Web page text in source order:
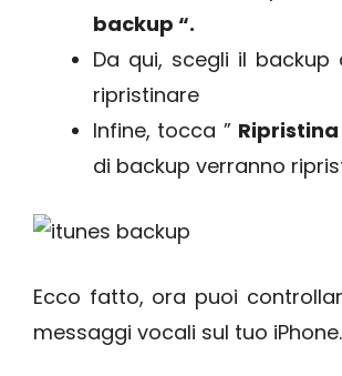
backup “.
Da qui, scegli il backup
ripristinare
Infine, tocca ” Ripristina
di backup verranno
Ecco fatto, ora puoi
messaggi vocali sul tuo iPhone.